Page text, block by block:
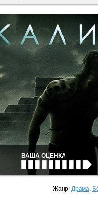
ВАША ОЦЕНКА
Жанр: Драма,